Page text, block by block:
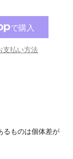
支払い方法
ものは個体差が